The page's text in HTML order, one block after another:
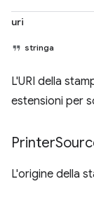
uri
stringa
L'URI della
estensioni per
Printer
L'origine della